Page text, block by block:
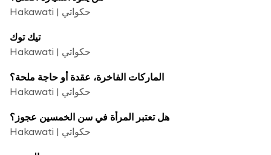
Hakawati | حكواتي
تيك توك
Hakawati | حكواتي
الماركات الفاخرة، عقدة أو حاجة ملحة؟
Hakawati | حكواتي
هل تعتبر المرأة في سن الخمسين عجوز؟
Hakawati | حكواتي